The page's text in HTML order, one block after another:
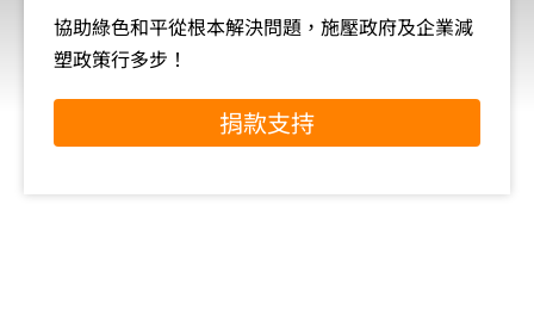
協助綠色和平從根本解決問題，施壓政府及企業減
塑政策行多步！
捐款支持